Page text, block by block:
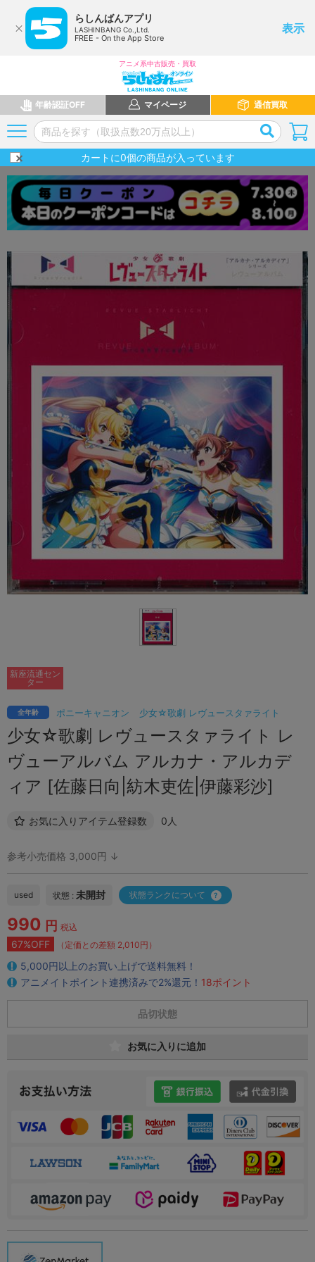
らしんばんアプリ
LASHINBANG Co.,Ltd.
FREE - On the App Store
表示
アニメ系中古販売・買取
年齢認証OFF マイページ 通信買取
カートに0個の商品が入っています
ポニーキャニオン 少女☆歌劇 レヴュースタァライト
全年齢
少女☆歌劇 レヴュースタァライト レ
ヴューアルバム アルカナ・アルカデ
ィア [佐藤日向|紡木吏佐|伊藤彩沙]
お気に入りアイテム登録数 0人
新座流通セン
ター
参考小売価格 3,000円 ↓
used 状態 : 未開封 状態ランクについて
990 円 税込
67%OFF （定価との差額 2,010円）
5,000円以上のお買い上げで送料無料！
アニメイトポイント連携済みで2%還元！ 18ポイント
品切状態
お気に入りに追加